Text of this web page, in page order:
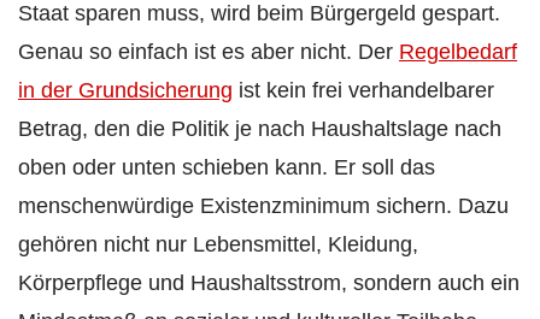
Staat sparen muss, wird beim Bürgergeld gespart.
Genau so einfach ist es aber nicht. Der Regelbedarf
in der Grundsicherung ist kein frei verhandelbarer
Betrag, den die Politik je nach Haushaltslage nach
oben oder unten schieben kann. Er soll das
menschenwürdige Existenzminimum sichern. Dazu
gehören nicht nur Lebensmittel, Kleidung,
Körperpflege und Haushaltsstrom, sondern auch ein